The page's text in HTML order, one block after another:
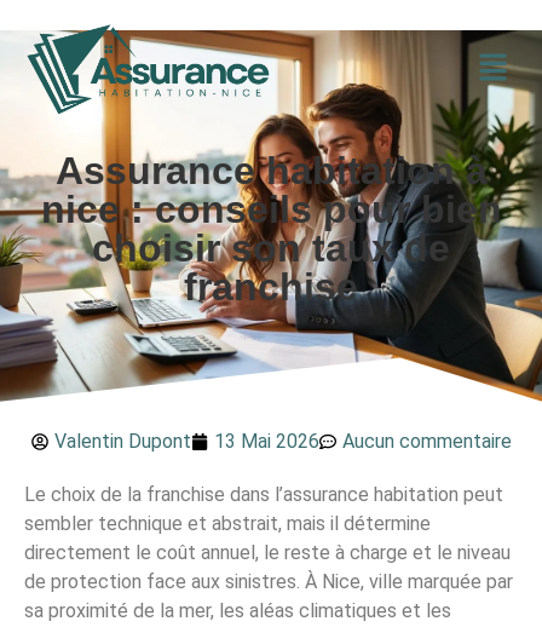
Assurance habitation à
nice : conseils pour bien
choisir son taux de
franchise
Valentin Dupont 13 Mai 2026 Aucun commentaire
Le choix de la franchise dans l’assurance habitation peut
sembler technique et abstrait, mais il détermine
directement le coût annuel, le reste à charge et le niveau
de protection face aux sinistres. À Nice, ville marquée par
sa proximité de la mer, les aléas climatiques et les